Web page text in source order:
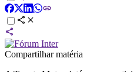
Compartilhar matéria